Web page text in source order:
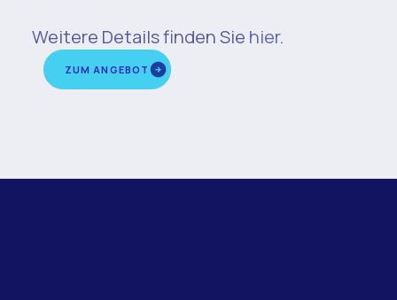
Weitere Details finden Sie hier.
ZUM ANGEBOT